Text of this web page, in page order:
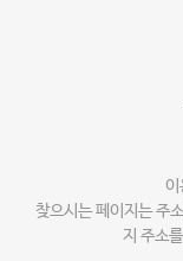
이
찾으시는 페이지는 주
지 주소